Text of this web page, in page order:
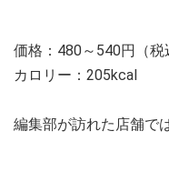
価格：480～540円（
カロリー：205kcal
編集部が訪れた店舗で